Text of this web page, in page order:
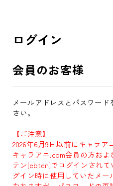
ログイン
会員のお客様
メールアドレスとパスワー
さい。
【ご注意】
2026年6月9日以前にキャラ
キャラアニ.com会員の方およ
テン[ebten]でログインされ
グイン時に使用していたメ